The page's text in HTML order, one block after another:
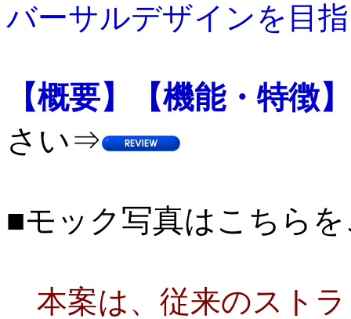
バーサルデザインを目
【概要】【機能・特徴】
さい⇒
■モック写真はこちら
本案は、従来のスト